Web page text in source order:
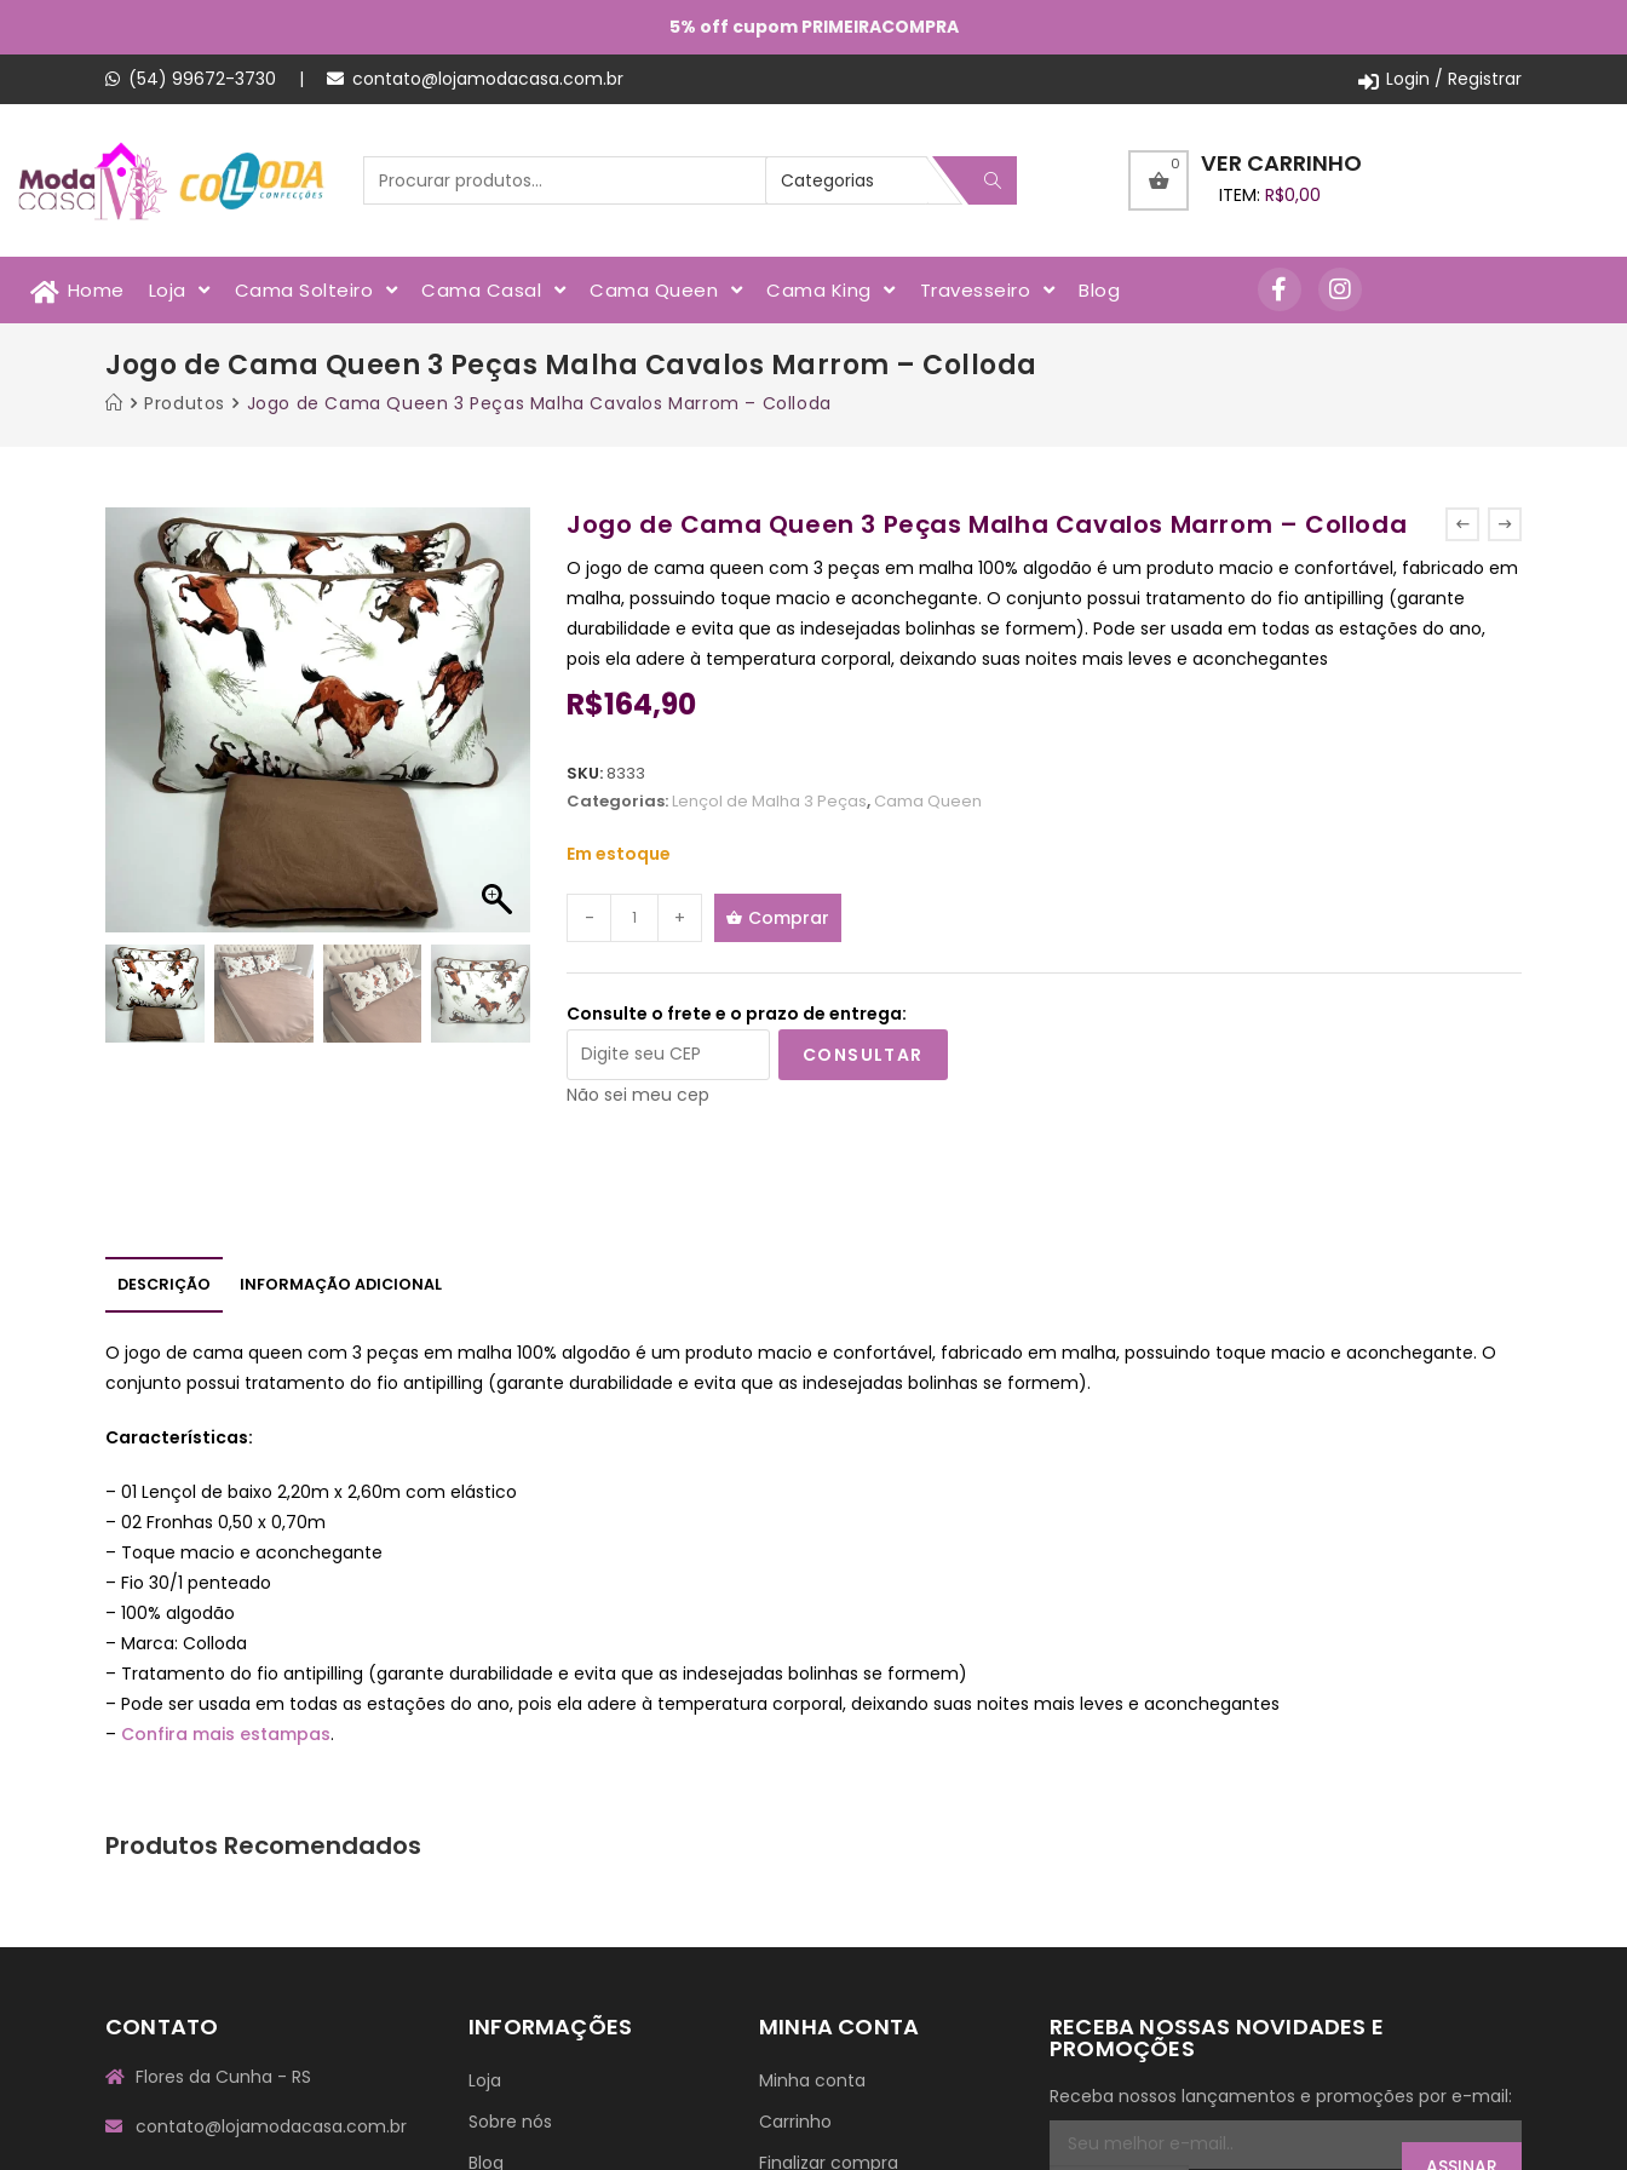
5% off cupom PRIMEIRACOMPRA
Login / Registrar
(54) 99672-3730 | contato@lojamodacasa.com.br
0 VER CARRINHO
ITEM: R$0,00
Home Loja Cama Solteiro Cama Casal Cama Queen Cama King Travesseiro Blog
Jogo de Cama Queen 3 Peças Malha Cavalos Marrom – Colloda
Produtos Jogo de Cama Queen 3 Peças Malha Cavalos Marrom – Colloda
Jogo de Cama Queen 3 Peças Malha Cavalos Marrom – Colloda
O jogo de cama queen com 3 peças em malha 100% algodão é um produto macio e confortável, fabricado em
malha, possuindo toque macio e aconchegante. O conjunto possui tratamento do fio antipilling (garante
durabilidade e evita que as indesejadas bolinhas se formem). Pode ser usada em todas as estações do ano,
pois ela adere à temperatura corporal, deixando suas noites mais leves e aconchegantes
R$164,90
SKU:8333
Categorias: Lençol de Malha 3 Peças, Cama Queen
Em estoque
- + Comprar
Consulte o frete e o prazo de entrega:
CONSULTAR
Não sei meu cep
DESCRIÇÃO INFORMAÇÃO ADICIONAL
O jogo de cama queen com 3 peças em malha 100% algodão é um produto macio e confortável, fabricado em malha, possuindo toque macio e aconchegante. O
conjunto possui tratamento do fio antipilling (garante durabilidade e evita que as indesejadas bolinhas se formem).
Características:
– 01 Lençol de baixo 2,20m x 2,60m com elástico
– 02 Fronhas 0,50 x 0,70m
– Toque macio e aconchegante
– Fio 30/1 penteado
– 100% algodão
– Marca: Colloda
– Tratamento do fio antipilling (garante durabilidade e evita que as indesejadas bolinhas se formem)
– Pode ser usada em todas as estações do ano, pois ela adere à temperatura corporal, deixando suas noites mais leves e aconchegantes
– Confira mais estampas.
Produtos Recomendados
CONTATO
Flores da Cunha - RS
contato@lojamodacasa.com.br
INFORMAÇÕES
Loja
Sobre nós
Blog
MINHA CONTA
Minha conta
Carrinho
Finalizar compra
RECEBA NOSSAS NOVIDADES E
PROMOÇÕES
Receba nossos lançamentos e promoções por e-mail: